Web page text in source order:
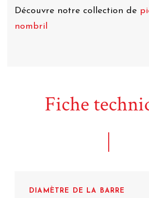
Découvre notre collection de
nombril
Fiche
DIAMÈTRE DE LA BARRE